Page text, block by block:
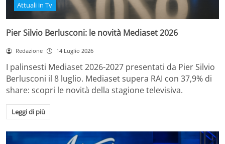
Attuali in Tv
Pier Silvio Berlusconi: le novità Mediaset 2026
Redazione 14 Luglio 2026
I palinsesti Mediaset 2026-2027 presentati da Pier Silvio
Berlusconi il 8 luglio. Mediaset supera RAI con 37,9% di
share: scopri le novità della stagione televisiva.
Leggi di più